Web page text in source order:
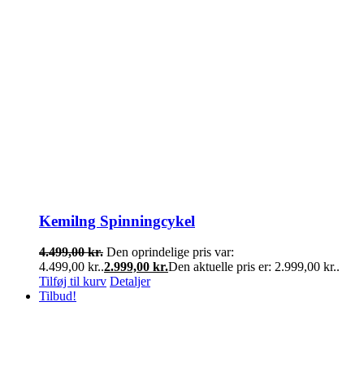
Kemilng Spinningcykel
4.499,00kr. Den oprindelige pris var:
4.499,00 kr..2.999,00 kr.Den aktuelle pris er: 2.999,00 kr..
Tilføj til kurv Detaljer
Tilbud!